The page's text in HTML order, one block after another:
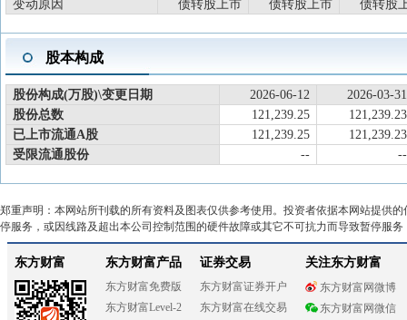
变动原因
债转股上市 债转股上市 债转股
股本构成
股份构成(万股)\变更日期 2026-06-12
2026-03-31
股份总数
121,239.25
121,239.23
已上市流通A股
121,239.25
121,239.23
受限流通股份
-- --
郑重声明：本网站所刊载的所有资料及图表仅供参考使用。投资者依据本网站提供
停服务，或因线路及超出本公司控制范围的硬件故障或其它不可抗力而导致暂停服